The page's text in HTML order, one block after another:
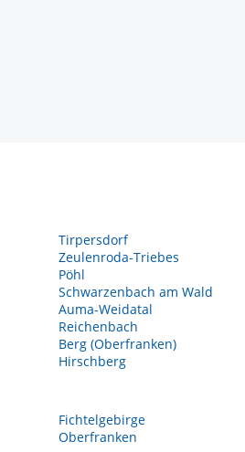
Tirpersdorf
Zeulenroda-Triebes
Pöhl
Schwarzenbach am Wald
Auma-Weidatal
Reichenbach
Berg (Oberfranken)
Hirschberg
Fichtelgebirge
Oberfranken